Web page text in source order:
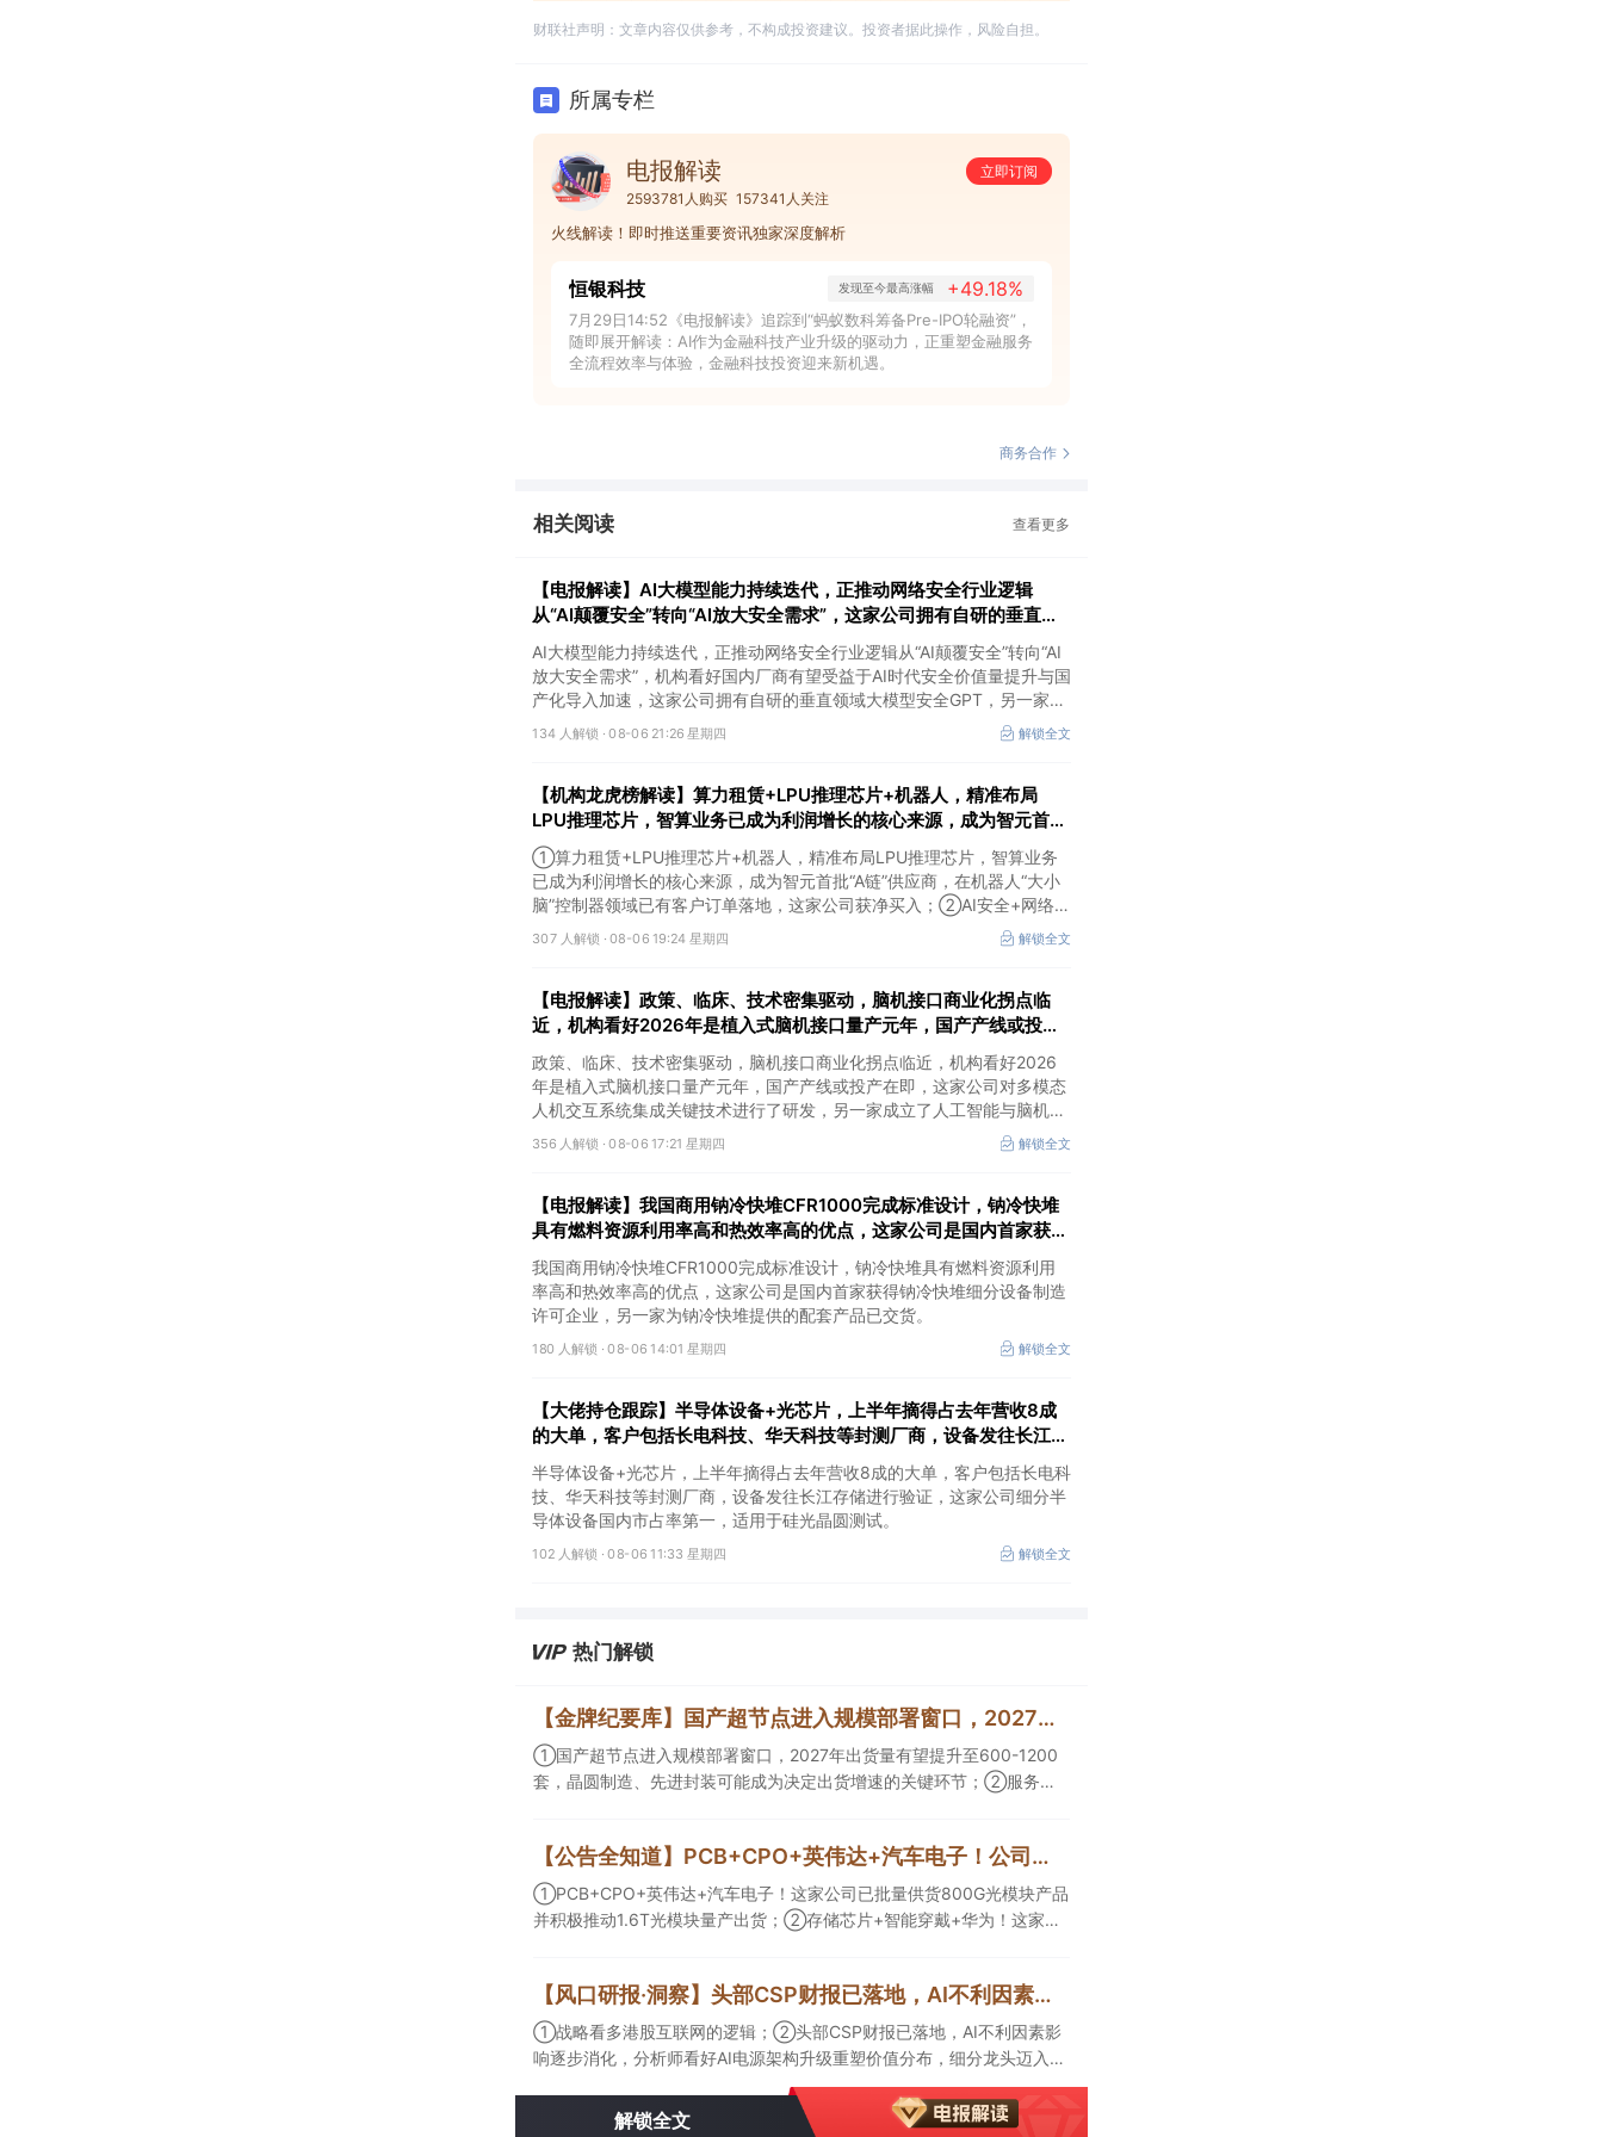
财联社声明：文章内容仅供参考，不构成投资建议。投资者据此操作，风险自担。
所属专栏
电报解读
立即订阅
2593781人购买 157341人关注
火线解读！即时推送重要资讯独家深度解析
恒银科技 发现至今最高涨幅 +49.18%
7月29日14:52《电报解读》追踪到“蚂蚁数科筹备Pre-IPO轮融资”，
随即展开解读：AI作为金融科技产业升级的驱动力，正重塑金融服务
全流程效率与体验，金融科技投资迎来新机遇。
商务合作
相关阅读 查看更多
【电报解读】AI大模型能力持续迭代，正推动网络安全行业逻辑
从“AI颠覆安全”转向“AI放大安全需求”，这家公司拥有自研的垂直领
域大模型安全GPT
AI大模型能力持续迭代，正推动网络安全行业逻辑从“AI颠覆安全”转向“AI
放大安全需求”，机构看好国内厂商有望受益于AI时代安全价值量提升与国
产化导入加速，这家公司拥有自研的垂直领域大模型安全GPT，另一家在
数据安全及网络安全上有完整的软硬件解决方案。
134 人解锁 ·08-06 21:26 星期四 解锁全文
【机构龙虎榜解读】算力租赁+LPU推理芯片+机器人，精准布局
LPU推理芯片，智算业务已成为利润增长的核心来源，成为智元首
批“A链”供应商，在机器人“大小脑”控制器领域已有客户订单落地，
这家公司获净买入
①算力租赁+LPU推理芯片+机器人，精准布局LPU推理芯片，智算业务
已成为利润增长的核心来源，成为智元首批“A链”供应商，在机器人“大小
脑”控制器领域已有客户订单落地，这家公司获净买入；②AI安全+网络安
全+华为鲲鹏+摘帽，以“AI+安全”为核心战略，推出AI数据安全产品矩
阵，自主研发的大数据AI应用平台、AI数据安全分类分级产品获得市场高
307 人解锁 ·08-06 19:24 星期四 解锁全文
【电报解读】政策、临床、技术密集驱动，脑机接口商业化拐点临
近，机构看好2026年是植入式脑机接口量产元年，国产产线或投产
在即，这家公司对多模态人机交互系统集成关键技术进行了研发
政策、临床、技术密集驱动，脑机接口商业化拐点临近，机构看好2026
年是植入式脑机接口量产元年，国产产线或投产在即，这家公司对多模态
人机交互系统集成关键技术进行了研发，另一家成立了人工智能与脑机工
程研究院。
356 人解锁 ·08-06 17:21 星期四 解锁全文
【电报解读】我国商用钠冷快堆CFR1000完成标准设计，钠冷快堆
具有燃料资源利用率高和热效率高的优点，这家公司是国内首家获得
钠冷快堆细分设备制造许可企业
我国商用钠冷快堆CFR1000完成标准设计，钠冷快堆具有燃料资源利用
率高和热效率高的优点，这家公司是国内首家获得钠冷快堆细分设备制造
许可企业，另一家为钠冷快堆提供的配套产品已交货。
180 人解锁 ·08-06 14:01 星期四 解锁全文
【大佬持仓跟踪】半导体设备+光芯片，上半年摘得占去年营收8成
的大单，客户包括长电科技、华天科技等封测厂商，设备发往长江存
储进行验证，这家公司细分设备国内市占率第一
半导体设备+光芯片，上半年摘得占去年营收8成的大单，客户包括长电科
技、华天科技等封测厂商，设备发往长江存储进行验证，这家公司细分半
导体设备国内市占率第一，适用于硅光晶圆测试。
102 人解锁 ·08-06 11:33 星期四 解锁全文
热门解锁
【金牌纪要库】国产超节点进入规模部署窗口，2027年出货量有望提升至600-1200套，晶圆制造、先进封装可能成为决定出货增速的关键环节
①国产超节点进入规模部署窗口，2027年出货量有望提升至600-1200
套，晶圆制造、先进封装可能成为决定出货增速的关键环节；②服务器
由送样验证逐步进入小批量应用，中低速率产品替代有望加快，400G、
800G产品正进入认证和导入阶段。
【公告全知道】PCB+CPO+英伟达+汽车电子！公司已批量供货800G光模块
①PCB+CPO+英伟达+汽车电子！这家公司已批量供货800G光模块产品
并积极推动1.6T光模块量产出货；②存储芯片+智能穿戴+华为！这家公
【风口研报·洞察】头部CSP财报已落地，AI不利因素影响逐步消化，分析师看好AI电源架构升级重塑价值分布，细分龙头迈入放量验证阶段；战略看多港股互联网的逻辑
①战略看多港股互联网的逻辑；②头部CSP财报已落地，AI不利因素影
响逐步消化，分析师看好AI电源架构升级重塑价值分布，细分龙头迈入放
量验证阶段；③今日全市场机构研报共发布122篇，康龙化成、江淮汽车
评级得到上调，9家公司获得首度覆盖，其中乔锋智能获新财富分析师深
解锁全文